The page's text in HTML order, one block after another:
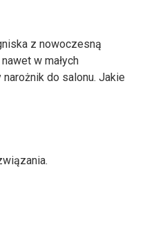
z nowoczesną
w małych
do salonu. Jakie